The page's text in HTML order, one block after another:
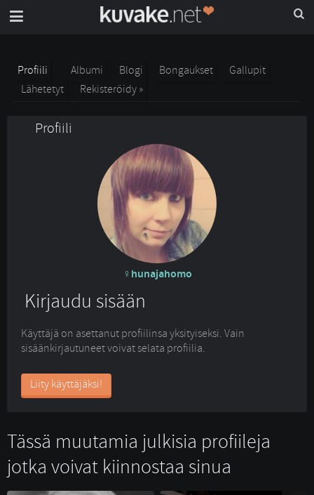
Profiili Albumi Blogi Bongaukset
Gallupit
Lähetetyt
Rekisteröidy »
Profiili
hunajahomo
Kirjaudu sisään
Käyttäjä on asettanut profiilinsa yksityiseksi. Vain
sisäänkirjautuneet voivat selata profiilia.
Liity käyttäjäksi!
Tässä muutamia julkisia profiileja
jotka voivat kiinnostaa sinua